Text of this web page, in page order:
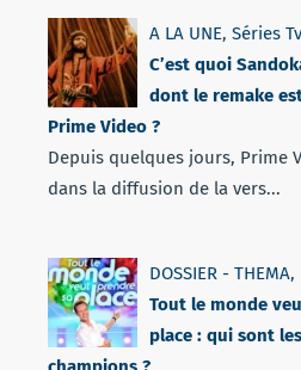
A LA UNE, Séries Tv
C’est quoi
dont le remake
Prime Video ?
Depuis quelques jours, Prime
dans la diffusion de la vers...
DOSSIER - THEMA,
Tout le monde
place : qui sont